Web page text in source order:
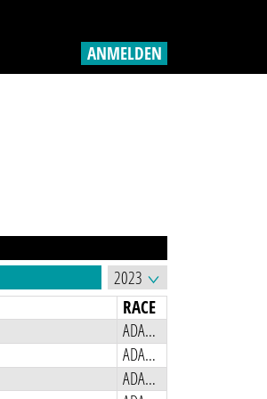
ANMELDEN
RACE
ADAC Racing Weekend
ADAC Racing Weekend
ADAC Racing Weekend